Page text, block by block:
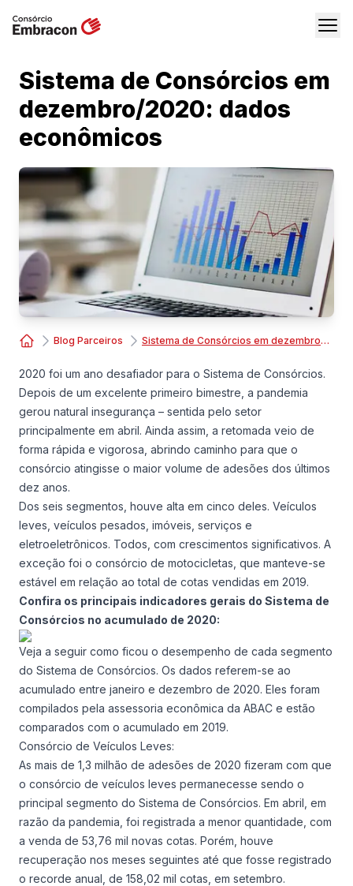
Sistema de Consórcios em
dezembro/2020: dados
econômicos
Blog Parceiros Sistema de Consórcios em dezembro/2020: dados econômicos
2020 foi um ano desafiador para o Sistema de Consórcios.
Depois de um excelente primeiro bimestre, a pandemia
gerou natural insegurança – sentida pelo setor
principalmente em abril. Ainda assim, a retomada veio de
forma rápida e vigorosa, abrindo caminho para que o
consórcio atingisse o maior volume de adesões dos últimos
dez anos.
Dos seis segmentos, houve alta em cinco deles. Veículos
leves, veículos pesados, imóveis, serviços e
eletroeletrônicos. Todos, com crescimentos significativos. A
exceção foi o consórcio de motocicletas, que manteve-se
estável em relação ao total de cotas vendidas em 2019.
Confira os principais indicadores gerais do Sistema de
Consórcios no acumulado de 2020:
Veja a seguir como ficou o desempenho de cada segmento
do Sistema de Consórcios. Os dados referem-se ao
acumulado entre janeiro e dezembro de 2020. Eles foram
compilados pela assessoria econômica da ABAC e estão
comparados com o acumulado em 2019.
Consórcio de Veículos Leves:
As mais de 1,3 milhão de adesões de 2020 fizeram com que
o consórcio de veículos leves permanecesse sendo o
principal segmento do Sistema de Consórcios. Em abril, em
razão da pandemia, foi registrada a menor quantidade, com
a venda de 53,76 mil novas cotas. Porém, houve
recuperação nos meses seguintes até que fosse registrado
o recorde anual, de 158,02 mil cotas, em setembro.